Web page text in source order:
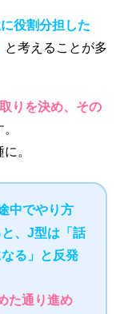
役割分担した
と考えることが多
りを決め、その
。
中でやり方
、J型は「話
る」と反発
た通り進め